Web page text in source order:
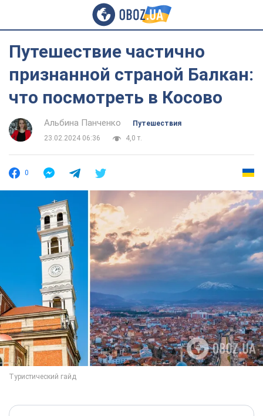
Путешествие частично
признанной страной Балкан:
что посмотреть в Косово
Альбина Панченко
Путешествия
23.02.2024 06:36
4,0 т.
0